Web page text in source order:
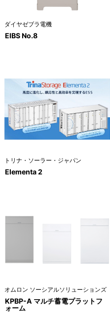
ダイヤゼブラ電機
EIBS No.8
トリナ・ソーラー・ジャパン
Elementa 2
オムロン ソーシアルソリューションズ
KPBP-A マルチ蓄電プラットフ
ォーム